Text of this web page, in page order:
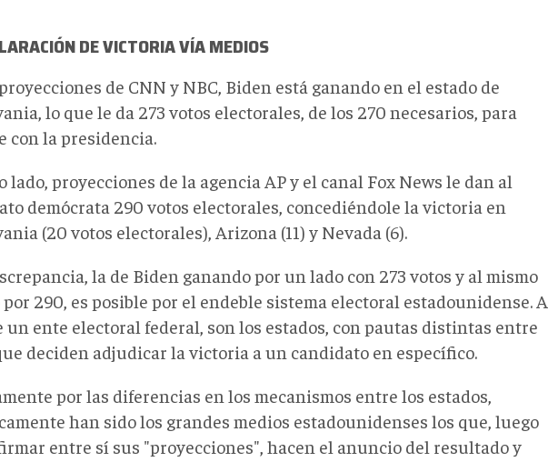
DE VICTORIA VÍA MEDIOS
de CNN y NBC, Biden está ganando en el estado de
lo que le da 273 votos electorales, de los 270 necesarios, para
con la presidencia.
lado, proyecciones de la agencia AP y el canal Fox News le dan al
demócrata 290 votos electorales, concediéndole la victoria en
(20 votos electorales), Arizona (11) y Nevada (6).
la de Biden ganando por un lado con 273 votos y al mismo
290, es posible por el endeble sistema electoral estadounidense. A
un ente electoral federal, son los estados, con pautas distintas entre
deciden adjudicar la victoria a un candidato en específico.
por las diferencias en los mecanismos entre los estados,
han sido los grandes medios estadounidenses los que, luego
entre sí sus "proyecciones", hacen el anuncio del resultado y